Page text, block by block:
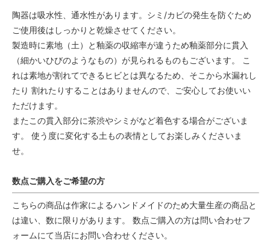
陶器は吸水性、通水性があります。シミ/カビの発生を防ぐため
ご使用後はしっかりと乾燥させてください。
製造時に素地（土）と釉薬の収縮率が違うため釉薬部分に貫入
（細かいひびのようなもの）が見られるものもございます。 こ
れは素地が割れてできるヒビとは異なるため、そこから水漏れし
たり 割れたりすることはありませんので、ご安心してお使いい
ただけます。
またこの貫入部分に茶渋やシミがなど着色する場合がございま
す。 使う度に変化する土もの表情としてお楽しみくださいま
せ。
数点ご購入をご希望の方
こちらの商品は作家によるハンドメイドのため大量生産の商品と
は違い、数に限りがあります。 数点ご購入の方は問い合わせフ
ォームにて当店にお問い合わせください。